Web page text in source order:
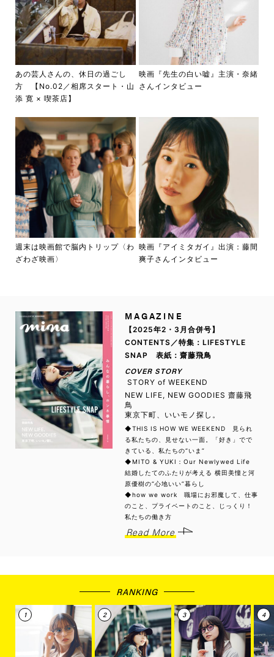
あの芸人さんの、休日の過ごし
方 【No.02／相席スタート・山
添 寛 × 喫茶店】
映画『先生の白い嘘』主演・奈緒
さんインタビュー
週末は映画館で脳内トリップ〈わ
ざわざ映画〉
映画『アイミタガイ』出演：藤間
爽子さんインタビュー
MAGAZINE
【2025年2・3月合併号】
CONTENTS／特集：LIFESTYLE
SNAP 表紙：齋藤飛鳥
COVER STORY
STORY of WEEKEND
NEW LIFE, NEW GOODIES 齋藤飛
鳥
東京下町、いいモノ探し。
◆THIS IS HOW WE WEEKEND 見られ
る私たちの、見せない一面。「好き」でで
きている、私たちの“いま”
◆MITO & YUKI：Our Newlywed Life
結婚したてのふたりが考える 横田美憧と河
原優樹の“心地いい”暮らし
◆how we work 職場にお邪魔して、仕事
のこと、プライベートのこと、じっくり！
私たちの働き方
Read More
RANKING